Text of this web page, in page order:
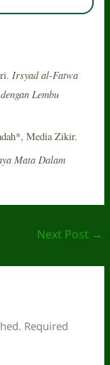
Irsyad al-Fatwa
Lembu
Media Zikir.
Mata Dalam
Next Post →
Required